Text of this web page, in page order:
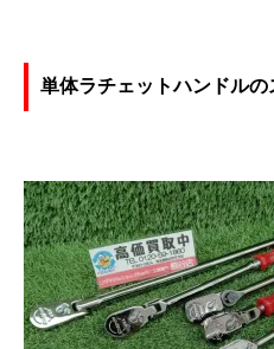
単体ラチェットハンドルの